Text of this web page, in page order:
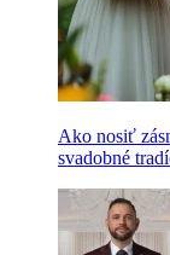
Ako nosiť
svadobné